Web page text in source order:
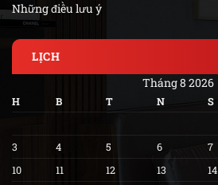
Những điều lưu ý
LỊCH
Tháng 8 2026
H B T N S
3
4 5 6 7
10
11 12 13 14